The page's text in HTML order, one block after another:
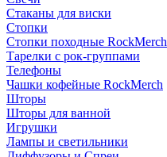
Стаканы для виски
Стопки
Стопки походные RockMerch
Тарелки с рок-группами
Телефоны
Чашки кофейные RockMerch
Шторы
Шторы для ванной
Игрушки
Лампы и светильники